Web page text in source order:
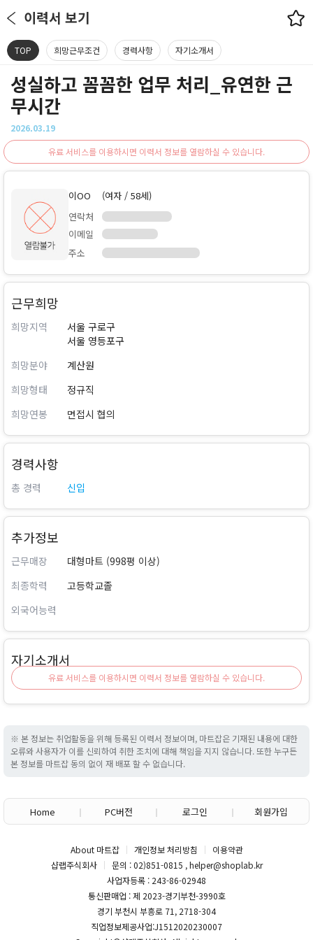
이력서 보기
TOP 희망근무조건 경력사항 자기소개서
성실하고 꼼꼼한 업무 처리_유연한 근
무시간
2026.03.19
유료 서비스를 이용하시면 이력서 정보를 열람하실 수 있습니다.
이OO
(여자 / 58세)
연락처
이메일
주소
근무희망
희망지역
서울 구로구
서울 영등포구
희망분야
계산원
희망형태
정규직
희망연봉
면접시 협의
경력사항
총 경력 신입
추가정보
근무매장
대형마트 (998평 이상)
최종학력
고등학교졸
외국어능력
자기소개서
유료 서비스를 이용하시면 이력서 정보를 열람하실 수 있습니다.
※ 본 정보는 취업활동을 위해 등록된 이력서 정보이며, 마트잡은 기재된 내용에 대한
오류와 사용자가 이를 신뢰하여 취한 조치에 대해 책임을 지지 않습니다. 또한 누구든
본 정보를 마트잡 동의 없이 재 배포 할 수 없습니다.
Home PC버전 로그인 회원가입
About 마트잡 개인정보 처리방침
이용약관
샵랩주식회사
문의 : 02)851-0815 , helper@shoplab.kr
사업자등록 : 243-86-02948
통신판매업 : 제 2023-경기부천-3990호
경기 부천시 부흥로 71, 2718-304
직업정보제공사업:J1512020230007